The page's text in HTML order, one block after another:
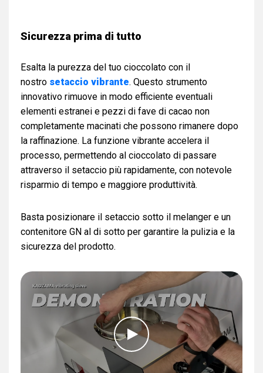
Sicurezza prima di tutto
Esalta la purezza del tuo cioccolato con il
nostro setaccio vibrante. Questo strumento
innovativo rimuove in modo efficiente eventuali
elementi estranei e pezzi di fave di cacao non
completamente macinati che possono rimanere dopo
la raffinazione. La funzione vibrante accelera il
processo, permettendo al cioccolato di passare
attraverso il setaccio più rapidamente, con notevole
risparmio di tempo e maggiore produttività.
Basta posizionare il setaccio sotto il melanger e un
contenitore GN al di sotto per garantire la pulizia e la
sicurezza del prodotto.